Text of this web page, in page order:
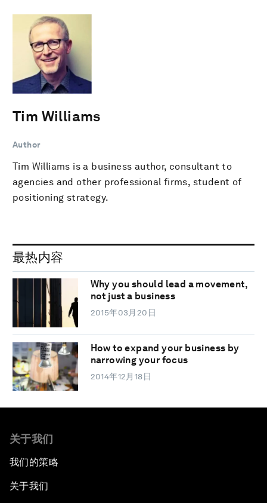
Tim Williams
Author
Tim Williams is a business author, consultant to
agencies and other professional firms, student of
positioning strategy.
最热内容
Why you should lead a movement,
not just a business
2015年03月20日
How to expand your business by
narrowing your focus
2014年12月18日
关于我们
我们的策略
关于我们